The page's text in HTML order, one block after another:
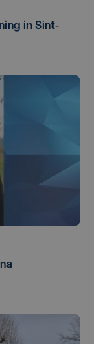
in Sint-